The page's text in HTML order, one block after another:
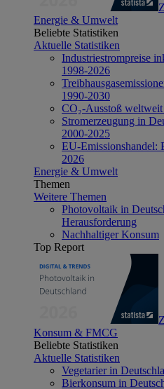
Energie & Umwelt
Beliebte Statistiken
Aktuelle Statistiken
Industriestrompreise
1998-2026
1990-2030
CO₂-Ausstoß
Stromerzeugung in
2000-2025
EU-Emissionshandel:
2026
Energie & Umwelt
Themen
Weitere Themen
Photovoltaik in
Herausforderung
Nachhaltiger Konsum
Top Report
Konsum & FMCG
Beliebte Statistiken
Aktuelle Statistiken
Vegetarier in
Bierkonsum in